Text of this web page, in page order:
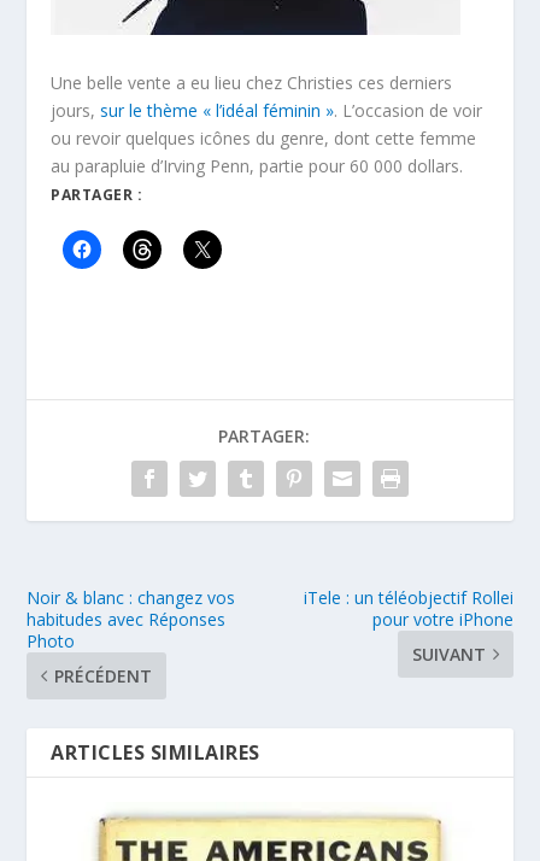
Une belle vente a eu lieu chez Christies ces derniers
jours,sur le thème « l’idéal féminin ». L’occasion de voir
ou revoir quelques icônes du genre, dont cette femme
au parapluie d’Irving Penn, partie pour 60 000 dollars.
PARTAGER :
PARTAGER:
Noir & blanc : changez vos
habitudes avec Réponses
Photo
PRÉCÉDENT
iTele : un téléobjectif Rollei
pour votre iPhone
SUIVANT
ARTICLES SIMILAIRES